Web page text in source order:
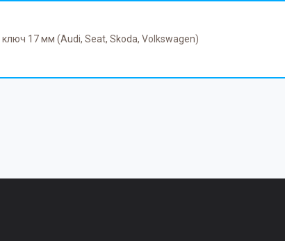
17 мм (Audi, Seat, Skoda, Volkswagen)